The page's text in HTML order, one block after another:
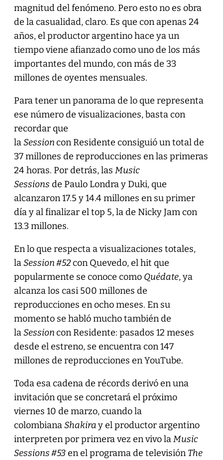
magnitud del fenómeno. Pero esto no es obra
de la casualidad, claro. Es que con apenas 24
años, el productor argentino hace ya un
tiempo viene afianzado como uno de los más
importantes del mundo, con más de 33
millones de oyentes mensuales.
Para tener un panorama de lo que representa
ese número de visualizaciones, basta con
recordar que
laSessioncon Residente consiguió un total de
37 millones de reproducciones en las primeras
24 horas. Por detrás, las Music
Sessions de Paulo Londra y Duki, que
alcanzaron 17.5 y 14.4 millones en su primer
día y al finalizar el top 5, la de Nicky Jam con
13.3 millones.
En lo que respecta a visualizaciones totales,
laSession #52con Quevedo, el hit que
popularmente se conoce como Quédate, ya
alcanza los casi 500 millones de
reproducciones en ocho meses. En su
momento se habló mucho también de
laSessioncon Residente: pasados 12 meses
desde el estreno, se encuentra con 147
millones de reproducciones en YouTube.
Toda esa cadena de récords derivó en una
invitación que se concretará el próximo
viernes 10 de marzo, cuando la
colombianaShakiray el productor argentino
interpreten por primera vez en vivo laMusic
Sessions #53en el programa de televisión The